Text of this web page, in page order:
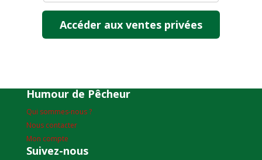
Humour de Pêcheur
Qui sommes-nous ?
Nous contacter
Mon compte
Suivez-nous